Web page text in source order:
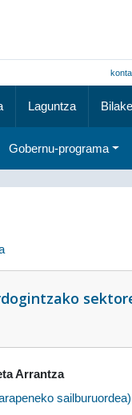
Laguntza
Gobernu-programa
Arrantza
sailburuordea)